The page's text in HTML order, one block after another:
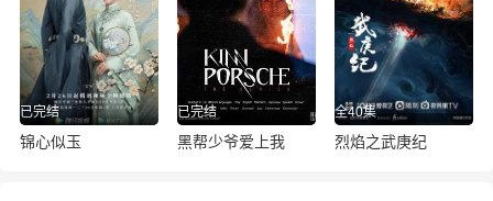
已完结
锦心似玉
已完结
黑帮少爷爱上我
全40集
烈焰之武庚纪